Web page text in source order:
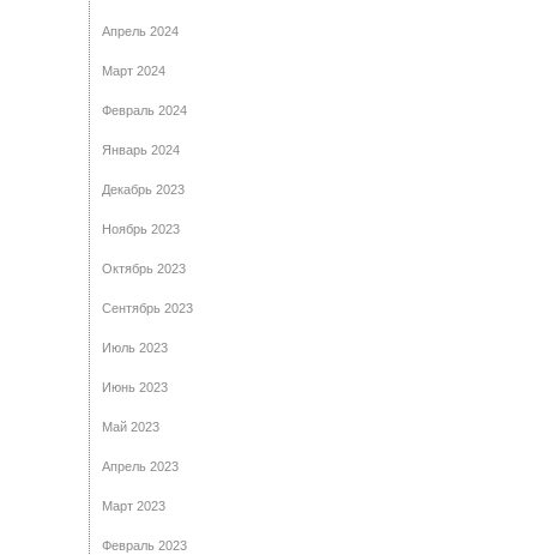
Апрель 2024
Март 2024
Февраль 2024
Январь 2024
Декабрь 2023
Ноябрь 2023
Октябрь 2023
Сентябрь 2023
Июль 2023
Июнь 2023
Май 2023
Апрель 2023
Март 2023
Февраль 2023